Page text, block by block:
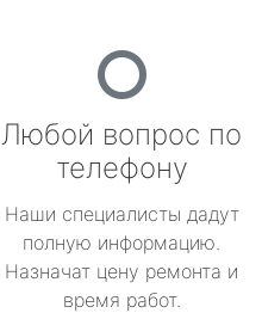
Любой вопрос по
телефону
Наши специалисты дадут
полную информацию.
Назначат цену ремонта и
время работ.